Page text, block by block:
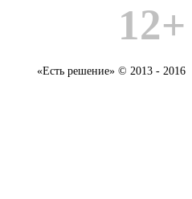
12+
«Есть решение» © 2013 - 2016